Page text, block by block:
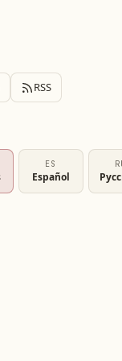
a
depuis
RSS
ES
Español